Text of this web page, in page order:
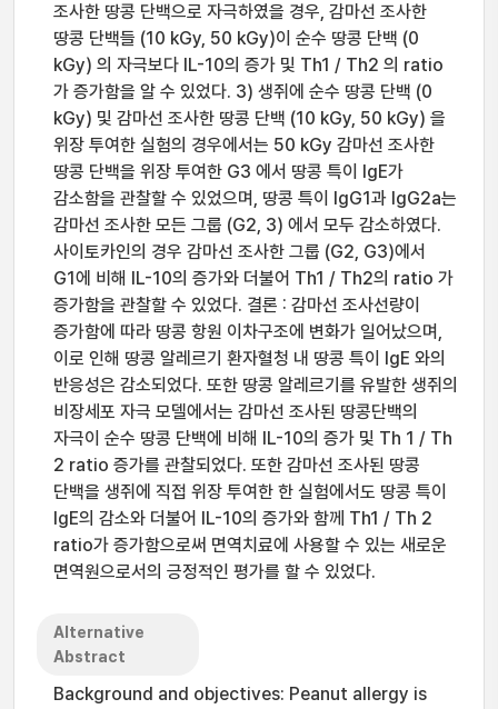
조사한 땅콩 단백으로 자극하였을 경우, 감마선 조사한
땅콩 단백들 (10 kGy, 50 kGy)이 순수 땅콩 단백 (0
kGy) 의 자극보다 IL-10의 증가 및 Th1 / Th2 의 ratio
가 증가함을 알 수 있었다. 3) 생쥐에 순수 땅콩 단백 (0
kGy) 및 감마선 조사한 땅콩 단백 (10 kGy, 50 kGy) 을
위장 투여한 실험의 경우에서는 50 kGy 감마선 조사한
땅콩 단백을 위장 투여한 G3 에서 땅콩 특이 IgE가
감소함을 관찰할 수 있었으며, 땅콩 특이 IgG1과 IgG2a는
감마선 조사한 모든 그룹 (G2, 3) 에서 모두 감소하였다.
사이토카인의 경우 감마선 조사한 그룹 (G2, G3)에서
G1에 비해 IL-10의 증가와 더불어 Th1 / Th2의 ratio 가
증가함을 관찰할 수 있었다. 결론 : 감마선 조사선량이
증가함에 따라 땅콩 항원 이차구조에 변화가 일어났으며,
이로 인해 땅콩 알레르기 환자혈청 내 땅콩 특이 IgE 와의
반응성은 감소되었다. 또한 땅콩 알레르기를 유발한 생쥐의
비장세포 자극 모델에서는 감마선 조사된 땅콩단백의
자극이 순수 땅콩 단백에 비해 IL-10의 증가 및 Th 1 / Th
2 ratio 증가를 관찰되었다. 또한 감마선 조사된 땅콩
단백을 생쥐에 직접 위장 투여한 한 실험에서도 땅콩 특이
IgE의 감소와 더불어 IL-10의 증가와 함께 Th1 / Th 2
ratio가 증가함으로써 면역치료에 사용할 수 있는 새로운
면역원으로서의 긍정적인 평가를 할 수 있었다.
Alternative
Abstract
Background and objectives: Peanut allergy is